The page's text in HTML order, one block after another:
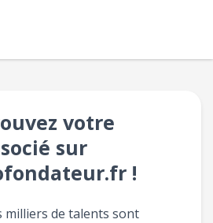
votre
sur
!
milliers de talents sont